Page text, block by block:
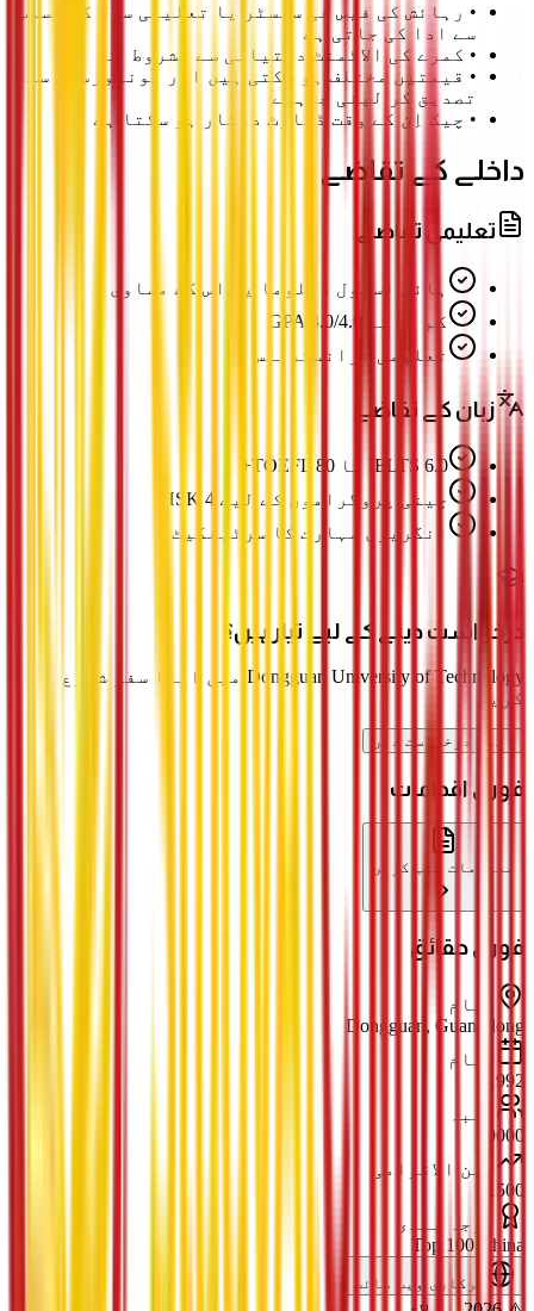
• رہائش کی فیس فی سمسٹر یا تعلیمی سال کے حساب
سے ادا کی جاتی ہے
• کمرے کی الاٹمنٹ دستیابی سے مشروط ہے
• قیمتیں مختلف ہو سکتی ہیں اور یونیورسٹی سے
تصدیق کر لینی چاہیے
• چیک اِن کے وقت ڈپازٹ درکار ہو سکتا ہے
داخلے کے تقاضے
تعلیمی تقاضے
ہائی اسکول ڈپلوما یا اس کے مساوی
کم از کم GPA 3.0/4.0
تعلیمی ٹرانسکرپٹس
زبان کے تقاضے
IELTS 6.0 یا TOEFL 80+
چینی پروگراموں کے لیے HSK 4
انگریزی مہارت کا سرٹیفکیٹ
درخواست دینے کے لیے تیار ہیں؟
Dongguan University of Technology میں اپنا سفر شروع
کریں
ابھی درخواست دیں
فوری اقدامات
معلومات طلب کریں
فوری حقائق
مقام
Dongguan, Guangdong
قیام
1992
طلبہ
20000
بین الاقوامی
1500
درجہ بندی
Top 100 China
سرکاری ویب سائٹ